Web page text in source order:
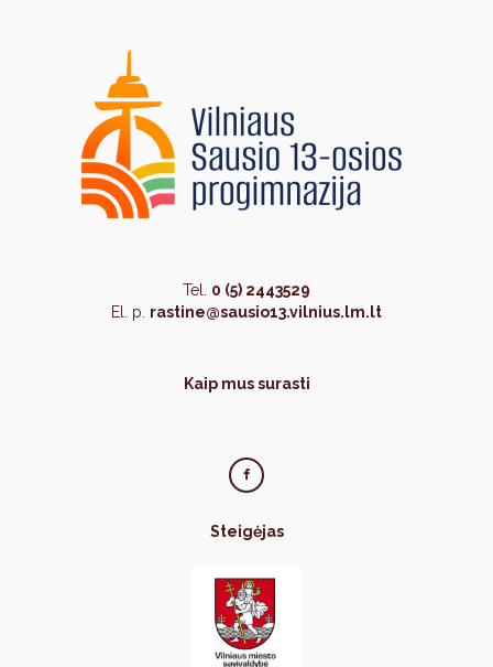
Tel. 0 (5) 2443529
El. p. rastine@sausio13.vilnius.lm.lt
Kaip mus surasti
Steigėjas